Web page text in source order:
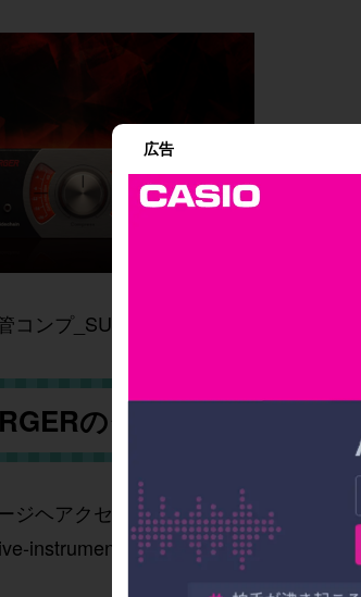
広告
コンプ_SUPERCHARGER」のダウン
のダウンロード
ジヘアクセスします。
instruments.com/jp/specials/high-